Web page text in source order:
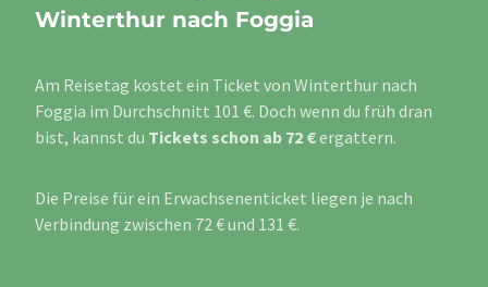
Winterthur nach Foggia
Am Reisetag kostet ein Ticket von Winterthur nach
Foggia im Durchschnitt 101 €. Doch wenn du früh dran
bist, kannst du Tickets schon ab 72 €ergattern.
Die Preise für ein Erwachsenenticket liegen je nach
Verbindung zwischen 72 € und 131 €.